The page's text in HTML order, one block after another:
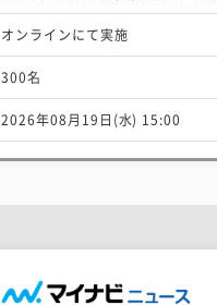
オンラインにて実施
300名
2026年08月19日(水) 15:00